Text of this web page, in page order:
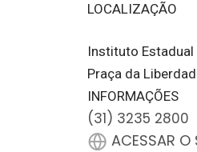
LOCALIZAÇÃO
Instituto
Praça da
INFORMAÇÕES
(31) 3235 2800
ACESSAR O